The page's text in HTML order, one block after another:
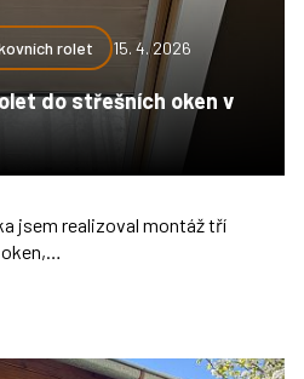
rolet 15. 4. 2026
do střešních oken v
jsem realizoval montáž tří